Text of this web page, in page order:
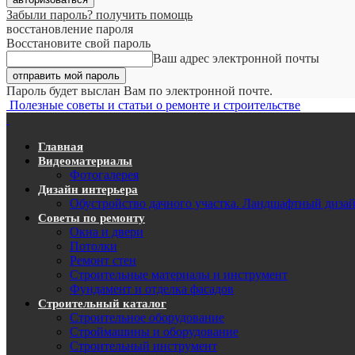
Забыли пароль? получить помощь
восстановление пароля
Восстановите свой пароль
Ваш адрес электронной почты
Пароль будет выслан Вам по электронной почте.
Полезные советы и статьи о ремонте и строительстве
Главная
Видеоматериалы
Фотогалерея
Дизайн интерьера
Обустройство дачного участка. Ландшафтный
Советы по ремонту
Окна и двери
Потолки
Ремонт стен
Строительные материалы и инструмент
Фундамент и отделка фасадов
Строительный каталог
Строительное оборудование
Строймашины и оборудование
Строительный инструмент